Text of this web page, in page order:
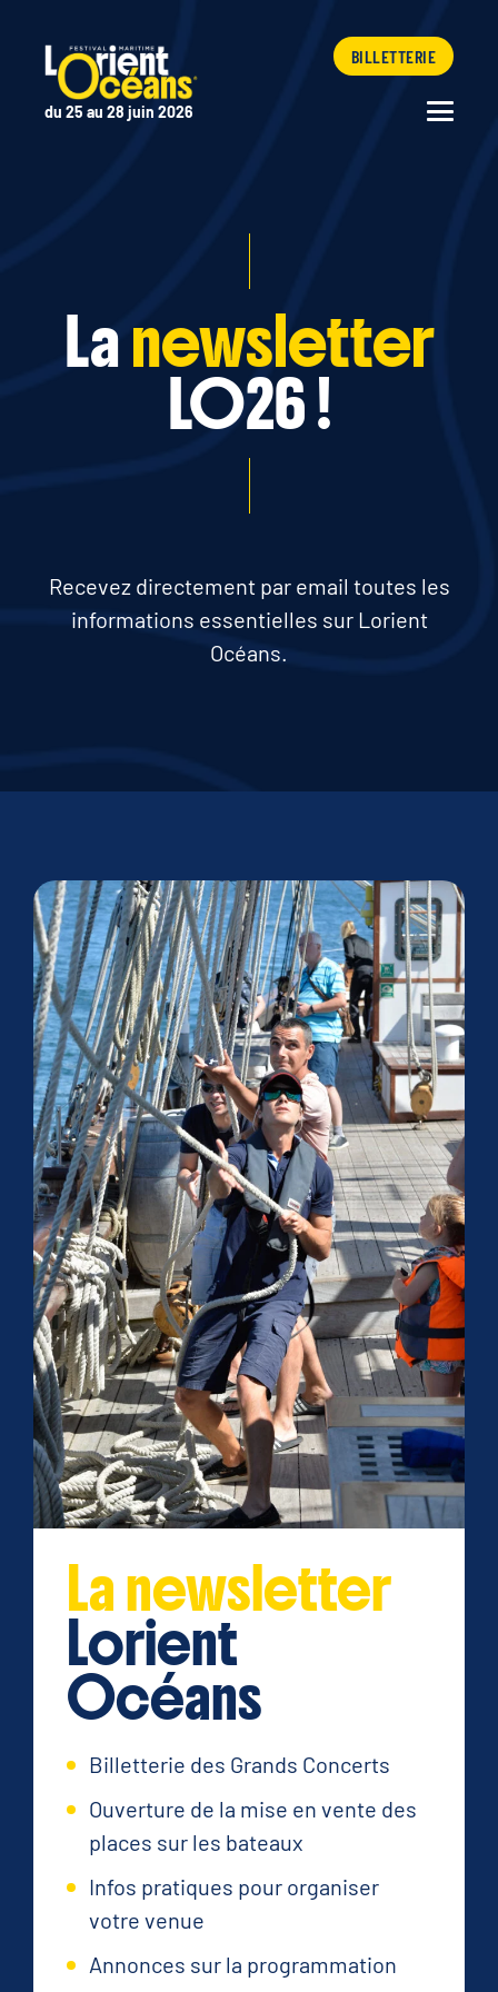
BILLETTERIE
du 25 au 28 juin 2026
Lanewsletter
LO26 !
Recevez directement par email toutes les
informations essentielles sur Lorient
Océans.
La newsletter
Lorient
Océans
Billetterie des Grands Concerts
Ouverture de la mise en vente des
places sur les bateaux
Infos pratiques pour organiser
votre venue
Annonces sur la programmation